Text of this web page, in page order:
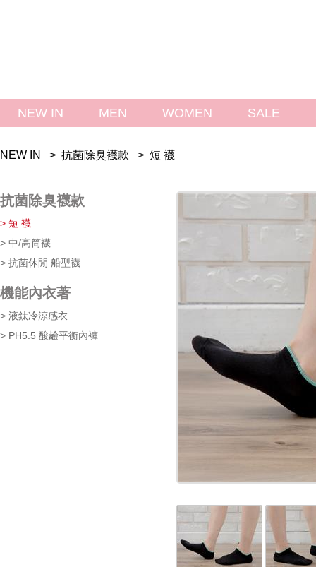
NEW IN MEN WOMEN SALE
NEW IN > 抗菌除臭襪款 > 短 襪
抗菌除臭襪款
> 短 襪
> 中/高筒襪
> 抗菌休閒 船型襪
機能內衣著
> 液鈦冷涼感衣
> PH5.5 酸鹼平衡內褲